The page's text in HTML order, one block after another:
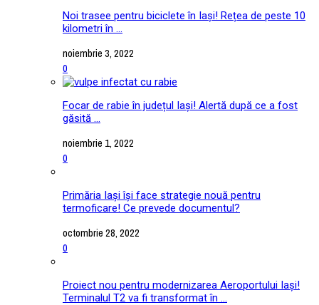
Noi trasee pentru biciclete în Iași! Rețea de peste 10
kilometri în ...
noiembrie 3, 2022
0
Focar de rabie în județul Iași! Alertă după ce a fost
găsită ...
noiembrie 1, 2022
0
Primăria Iași își face strategie nouă pentru
termoficare! Ce prevede documentul?
octombrie 28, 2022
0
Proiect nou pentru modernizarea Aeroportului Iași!
Terminalul T2 va fi transformat în ...